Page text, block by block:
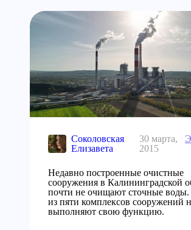
Соколовская
Елизавета
30 марта,
2015
Недавно построенные очистные
сооружения в Калининградской
почти не очищают сточные
из пяти комплексов сооружений
выполняют свою функцию.